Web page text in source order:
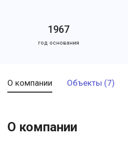
1967
год основания
О компании Объекты (7)
О компании